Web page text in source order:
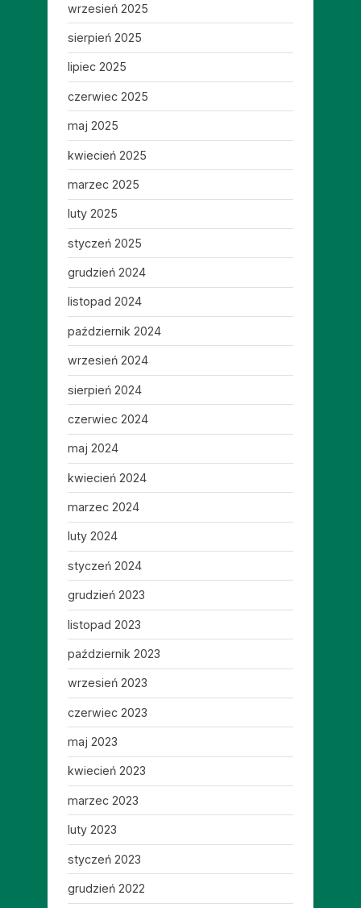
wrzesień 2025
sierpień 2025
lipiec 2025
czerwiec 2025
maj 2025
kwiecień 2025
marzec 2025
luty 2025
styczeń 2025
grudzień 2024
listopad 2024
październik 2024
wrzesień 2024
sierpień 2024
czerwiec 2024
maj 2024
kwiecień 2024
marzec 2024
luty 2024
styczeń 2024
grudzień 2023
listopad 2023
październik 2023
wrzesień 2023
czerwiec 2023
maj 2023
kwiecień 2023
marzec 2023
luty 2023
styczeń 2023
grudzień 2022